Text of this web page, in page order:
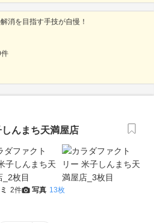
消を目指す手技が自慢！
んまち天満屋店
2件 写真 13枚